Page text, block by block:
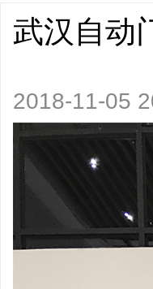
武汉自动
2018-11-05
阅读)